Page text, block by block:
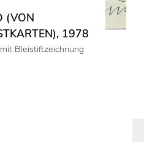
(VON
1978
Bleistiftzeichnung